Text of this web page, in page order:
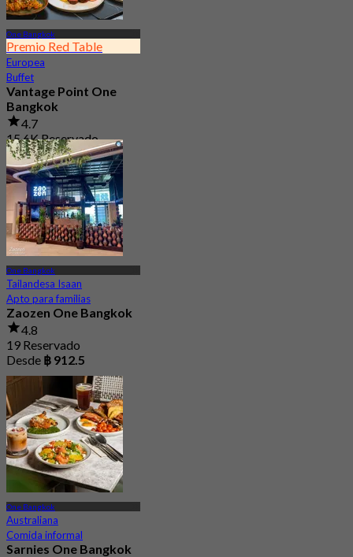
One Bangkok
Premio Red Table
Europea
Buffet
Vantage Point One
Bangkok
4.7
15.6K Reservado
Desde฿ 399
One Bangkok
Tailandesa Isaan
Apto para familias
Zaozen One Bangkok
4.8
19 Reservado
Desde ฿ 912.5
One Bangkok
Australiana
Comida informal
Sarnies One Bangkok